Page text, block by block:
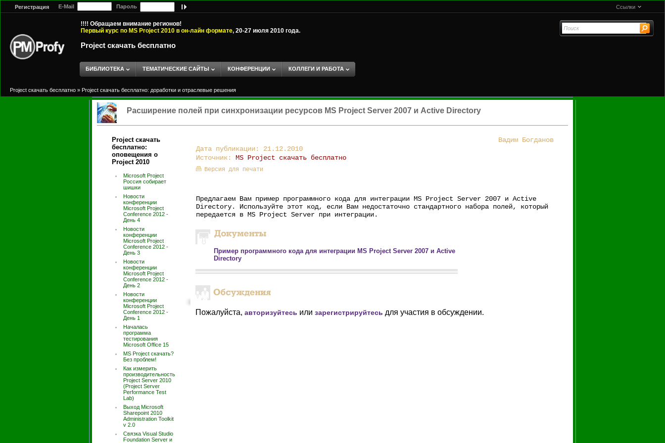
Регистрация E-Mail Пароль Ссылки
!!!! Обращаем внимание регионов!
Первый курс по MS Project 2010 в он-лайн формате, 20-27 июля 2010 года.
Project скачать бесплатно
БИБЛИОТЕКА ТЕМАТИЧЕСКИЕ САЙТЫ КОНФЕРЕНЦИИ КОЛЛЕГИ И РАБОТА
Project скачать бесплатно » Project скачать бесплатно: доработки и отраслевые решения
Расширение полей при синхронизации ресурсов MS Project Server 2007 и Active Directory
Project скачать
бесплатно:
оповещения о
Project 2010
Microsoft Project
Россия собирает
шишки
Новости
конференции
Microsoft Project
Conference 2012 -
День 4
Новости
конференции
Microsoft Project
Conference 2012 -
День 3
Новости
конференции
Microsoft Project
Conference 2012 -
День 2
Новости
конференции
Microsoft Project
Conference 2012 -
День 1
Началась
программа
тестирования
Microsoft Office 15
MS Project скачать?
Без проблем!
Как измерить
производительность
Project Server 2010
(Project Server
Performance Test
Lab)
Выход Microsoft
Sharepoint 2010
Administration Toolkit
v 2.0
Связка Visual Studio
Foundation Server и
Вадим Богданов
Дата публикации: 21.12.2010
Источник: MS Project скачать бесплатно
Версия для печати
Предлагаем Вам пример программного кода для интеграции MS Project Server 2007 и Active
Directory. Используйте этот код, если Вам недостаточно стандартного набора полей, который
передается в MS Project Server при интеграции.
Пример программного кода для интеграции MS Project Server 2007 и Active
Directory
Пожалуйста, авторизуйтесь или зарегистрируйтесь для участия в обсуждении.